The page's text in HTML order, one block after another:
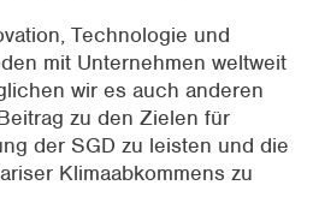
Technologie und
mit Unternehmen weltweit
wir es auch anderen
zu den Zielen für
der SGD zu leisten und die
Klimaabkommens zu